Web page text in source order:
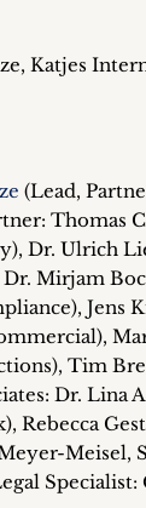
Katjes
(Lead,
Thomas
Dr. Ulrich
Mirjam
Jens
Tim
Dr. Lina
Rebecca
Meisel,
Specialist: